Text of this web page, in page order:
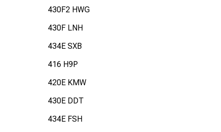
430F2 HWG
430F LNH
434E SXB
416 H9P
420E KMW
430E DDT
434E FSH